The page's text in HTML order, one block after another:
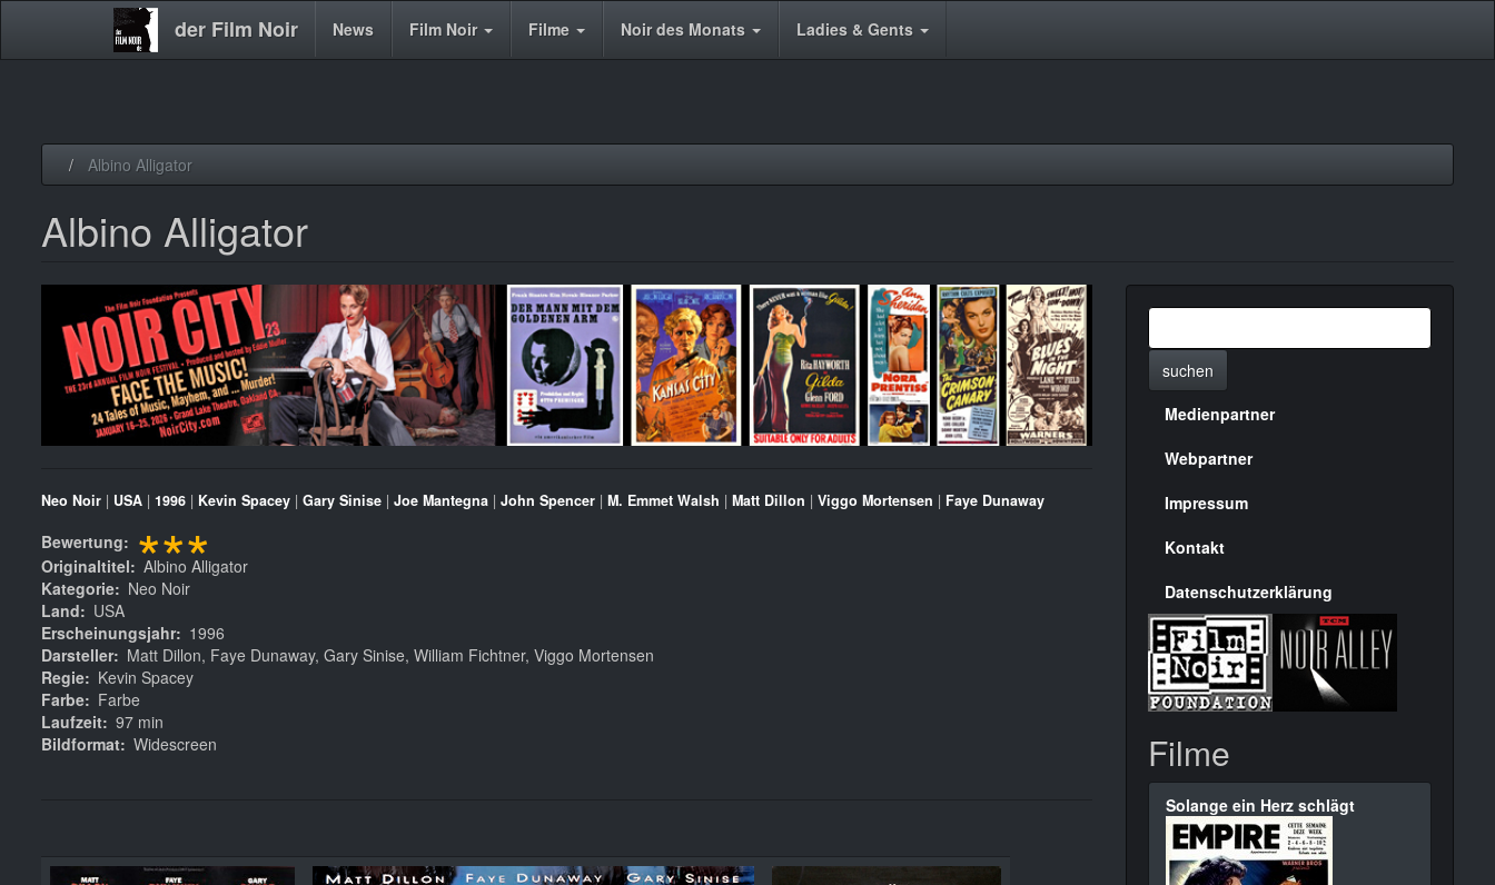
der Film Noir
Main News Film Noir Filme Noir des Monats Ladies & Gents
Albino Alligator
Albino Alligator
Neo Noir | USA | 1996 | Kevin Spacey | Gary Sinise | Joe Mantegna | John Spencer | M. Emmet Walsh | Matt Dillon | Viggo Mortensen | Faye Dunaway
Bewertung ***
Originaltitel
Albino Alligator
Kategorie
Neo Noir
Land
USA
Erscheinungsjahr
1996
Darsteller
Matt Dillon, Faye Dunaway, Gary Sinise, William Fichtner, Viggo Mortensen
Regie
Kevin Spacey
Farbe
Farbe
Laufzeit 97 min
Bildformat Widescreen
suchen
Menülinks
rechte
Seite
Medienpartner
Webpartner
Impressum
Kontakt
Datenschutzerklärung
Filme
Solange ein Herz schlägt